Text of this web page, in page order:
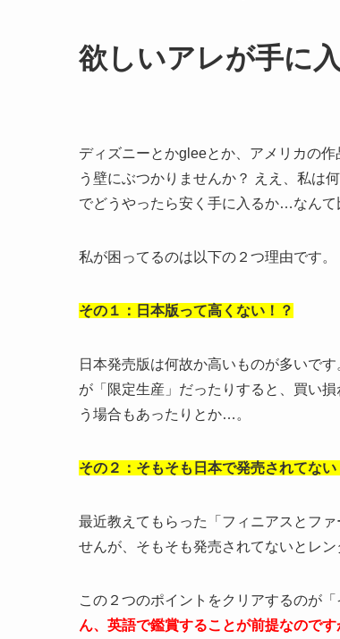
欲しいアレが手に
ディズニーとかgleeとか、アメリカの
う壁にぶつかりませんか？ ええ、私は
でどうやったら安く手に入るか…なんて
私が困ってるのは以下の２つ理由です。
その１：日本版って高くない！？
日本発売版は何故か高いものが多いで
が「限定生産」だったりすると、買い
う場合もあったりとか…。
その２：そもそも日本で発売されてない
最近教えてもらった「フィニアスとフ
せんが、そもそも発売されてないとレン
この２つのポイントをクリアするのが
ん、英語で鑑賞することが前提なのです